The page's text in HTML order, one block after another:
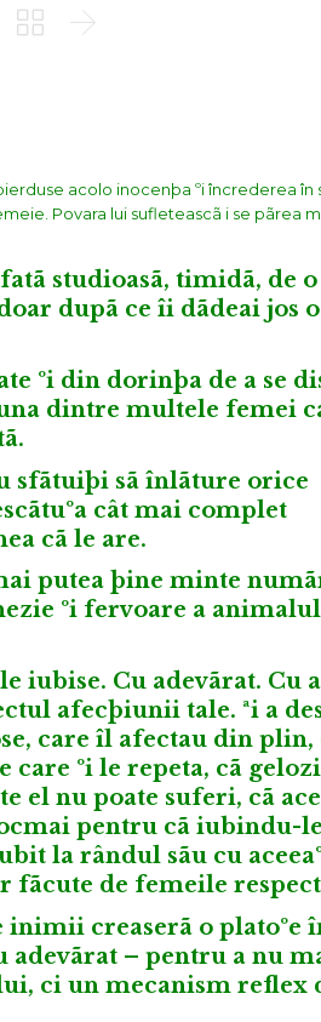
 
acolo inocenþa ºi încrederea în
Povara lui sufleteascã i se pãrea
studioasã, timidã, de o
dupã ce îi dãdeai jos
ºi din dorinþa de a se
dintre multele femei
sfãtuiþi sã înlãture orice
cât mai complet
cã le are.
putea þine minte
ºi fervoare a
iubise. Cu adevãrat. Cu
afecþiunii tale. ªi a
care îl afectau din plin,
ºi le repeta, cã
el nu poate suferi, cã
pentru cã iubindu-
la rândul sãu cu
fãcute de femeile
inimii creaserã o platoºe
adevãrat – pentru a nu
ci un mecanism reflex